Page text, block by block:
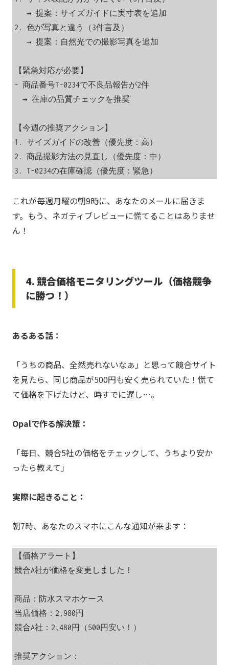
2. 色が写真と違う（3件言及）
【緊急対応が必要】
- 商品番号T-0234で不良品報告が2件
【今週の推奨アクション】
1. サイズガイドの改善（優先度：高）
2. 商品撮影方法の見直し（優先度：中）
3. T-0234の在庫確認（優先度：緊急）
これが毎週月曜の朝9時に、あなたのメールに届きま
す。もう、ネガティブレビューに慌てることはありませ
ん！
4. 競合価格モニタリングツール（価格競争
に勝つ！）
あるある話：
「うちの商品、全然売れないなぁ」と思って競合サイト
を見たら、同じ商品が500円も安く売られていた！慌て
て価格を下げたけど、時すでに遅し…。
Opalで作る解決策：
「毎日、競合5社の価格をチェックして、うちより安か
ったら教えて」
実際に起きること：
朝7時、あなたのスマホにこんな通知が来ます：
【価格アラート】
競合A社が価格を変更しました！
商品：防水スマホケース
当店価格：2,980円
競合A社：2,480円（500円安い！）
推奨アクション：